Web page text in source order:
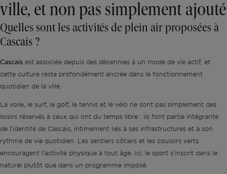
ville, et non pas simplement ajouté
Quelles sont les activités de plein air proposées à
Cascais ?
Cascais est associée depuis des décennies à un mode de vie actif, et
cette culture reste profondément ancrée dans le fonctionnement
quotidien de la ville.
La voile, le surf, le golf, le tennis et le vélo ne sont pas simplement des
loisirs réservés à ceux qui ont du temps libre : ils font partie intégrante
de l’identité de Cascais, intimement liés à ses infrastructures et à son
rythme de vie quotidien. Les sentiers côtiers et les couloirs verts
encouragent l’activité physique à tout âge. Ici, le sport s’inscrit dans le
naturel plutôt que dans un programme imposé.